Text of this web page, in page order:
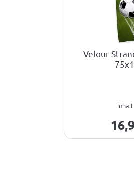
Velour
Inhalt